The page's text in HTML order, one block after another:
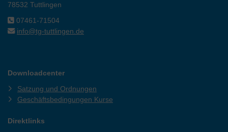
78532 Tuttlingen
07461-71504
info@tg-tuttlingen.de
Downloadcenter
Satzung und Ordnungen
Geschäftsbedingungen Kurse
Direktlinks